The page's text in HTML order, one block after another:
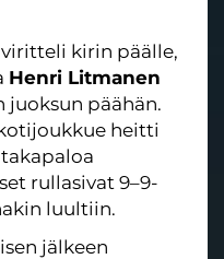
kirin päälle,
Henri Litmanen
juoksun päähän.
heitti
rullasivat 9–9-
luultiin.
jälkeen